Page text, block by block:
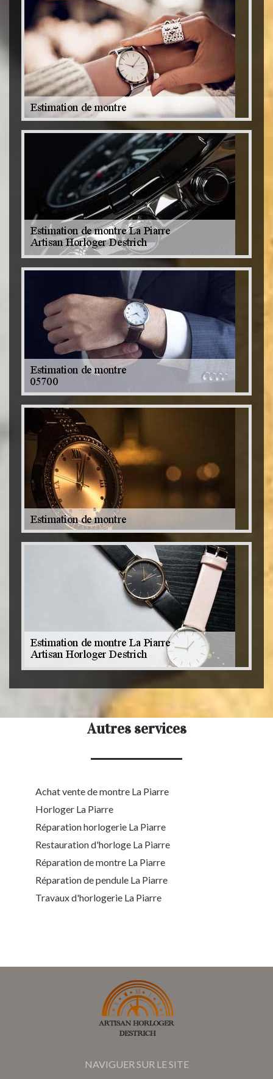
Autres services
Achat vente de montre La Piarre
Horloger La Piarre
Réparation horlogerie La Piarre
Restauration d'horloge La Piarre
Réparation de montre La Piarre
Réparation de pendule La Piarre
Travaux d'horlogerie La Piarre
NAVIGUER SUR LE SITE